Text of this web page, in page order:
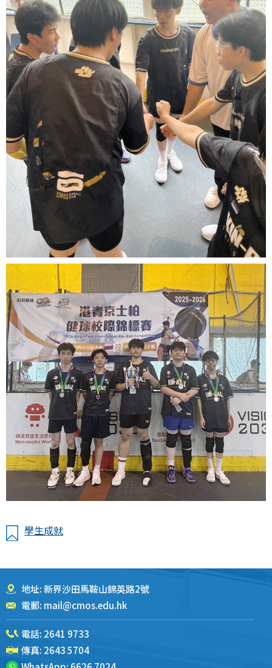
學生成就
地址: 新界沙田馬鞍山錦英路2號
電郵: mail@cmos.edu.hk
電話: 2641 9733
傳真: 2643 5704